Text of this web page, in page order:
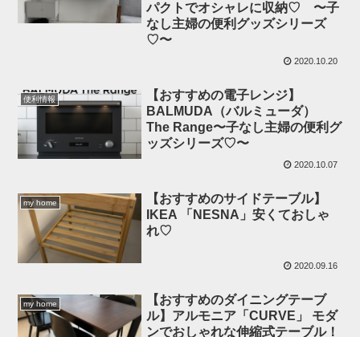
パクトでオシャレに収納♡ 〜子
なし主婦の便利グッズシリーズ
♡〜
2020.10.20
便利情報
【おすすめの電子レンジ】
BALMUDA（バルミューダ）
The Range〜子なし主婦の便利グ
ッズシリーズ♡〜
2020.10.07
my home
【おすすめのサイドテーブル】
IKEA 「NESNA」安くておしゃ
れ♡
2020.09.16
my home
【おすすめのダイニングテーブ
ル】アルモニア「CURVE」 モダ
ンでおしゃれな伸縮式テーブル！